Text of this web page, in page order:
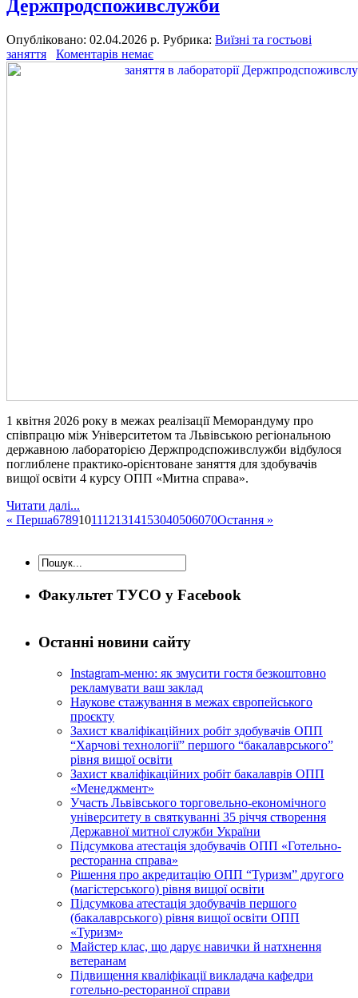
Держпродспоживслужби
Опубліковано: 02.04.2026 р. Рубрика: Виїзні та гостьові
заняття
Коментарів немає
1 квітня 2026 року в межах реалізації Меморандуму про
співпрацю між Університетом та Львівською регіональною
державною лабораторією Держпродспоживслужби відбулося
поглиблене практико-орієнтоване заняття для здобувачів
вищої освіти 4 курсу ОПП «Митна справа».
Читати далі...
« Перша67891011121314153040506070Остання »
Факультет ТУСО у Facebook
Останні новини сайту
Instagram-меню: як змусити гостя безкоштовно
рекламувати ваш заклад
Наукове стажування в межах європейського
проєкту
Захист кваліфікаційних робіт здобувачів ОПП
“Харчові технології” першого “бакалаврського”
рівня вищої освіти
Захист кваліфікаційних робіт бакалаврів ОПП
«Менеджмент»
Участь Львівського торговельно-економічного
університету в святкуванні 35 річчя створення
Державної митної служби України
Підсумкова атестація здобувачів ОПП «Готельно-
ресторанна справа»
Рішення про акредитацію ОПП “Туризм” другого
(магістерського) рівня вищої освіти
Підсумкова атестація здобувачів першого
(бакалаврського) рівня вищої освіти ОПП
«Туризм»
Майстер клас, що дарує навички й натхнення
ветеранам
Підвищення кваліфікації викладача кафедри
готельно-ресторанної справи